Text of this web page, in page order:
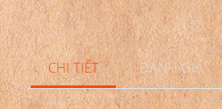
CHI TIẾT ĐÁNH GIÁ